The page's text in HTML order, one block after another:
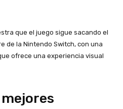
que el juego sigue sacando el
de la Nintendo Switch, con una
ofrece una experiencia visual